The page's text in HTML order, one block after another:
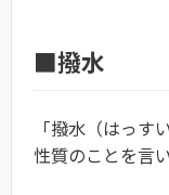
■撥水
「撥水（はっす
性質のことを言い